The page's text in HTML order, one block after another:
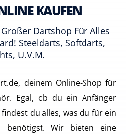
KAUFEN
Dartshop Für Alles
Steeldarts, Softdarts,
U.v.m.
deinem Online-Shop für
Egal, ob du ein Anfänger
du alles, was du für ein
benötigst. Wir bieten eine